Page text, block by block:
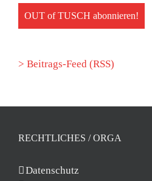
> Beitrags-Feed (RSS)
RECHTLICHES / ORGA
Datenschutz